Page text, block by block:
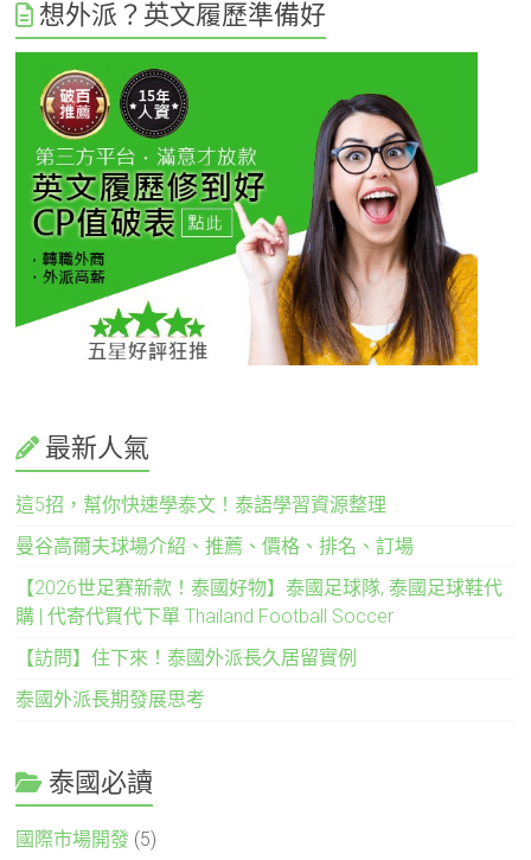
想外派？英文履歷準備好
最新人氣
這5招，幫你快速學泰文！泰語學習資源整理
曼谷高爾夫球場介紹、推薦、價格、排名、訂場
【2026世足賽新款！泰國好物】泰國足球隊, 泰國足球鞋代
購 | 代寄代買代下單 Thailand Football Soccer
【訪問】住下來！泰國外派長久居留實例
泰國外派長期發展思考
泰國必讀
國際市場開發 (5)